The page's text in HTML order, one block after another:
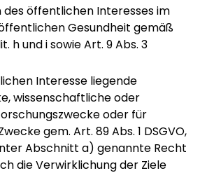
des öffentlichen Interesses im
Gesundheit gemäß
h und i sowie Art. 9 Abs. 3
Interesse liegende
wissenschaftliche oder
oder für
gem. Art. 89 Abs. 1 DSGVO,
Abschnitt a) genannte Recht
die Verwirklichung der Ziele